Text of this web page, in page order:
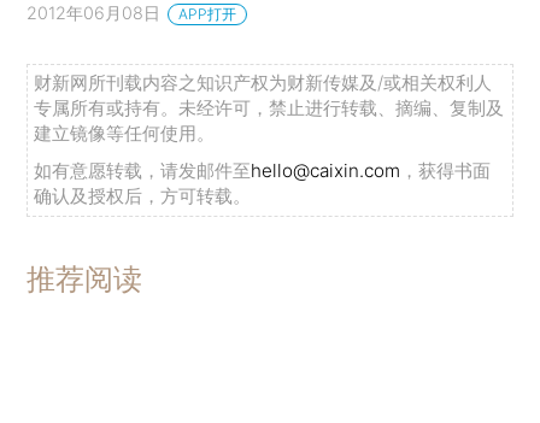
2012年06月08日 APP打开
财新网所刊载内容之知识产权为财新传媒及/或相关权利人
专属所有或持有。未经许可，禁止进行转载、摘编、复制及
建立镜像等任何使用。
如有意愿转载，请发邮件至hello@caixin.com ，获得书面
确认及授权后，方可转载。
推荐阅读